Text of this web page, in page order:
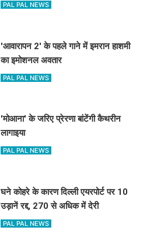
PAL PAL NEWS
'आवारापन 2' के पहले गाने में इमरान हाशमी
का इमोशनल अवतार
PAL PAL NEWS
'मोआना' के जरिए प्रेरणा बांटेंगी कैथरीन
लागाइया
PAL PAL NEWS
घने कोहरे के कारण दिल्ली एयरपोर्ट पर 10
उड़ानें रद्द, 270 से अधिक में देरी
PAL PAL NEWS